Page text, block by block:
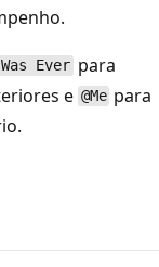
Was Ever para
e @Me para